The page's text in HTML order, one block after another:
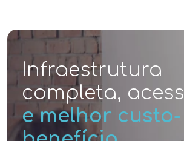
Infraestrutura
completa,
e melhor custo-